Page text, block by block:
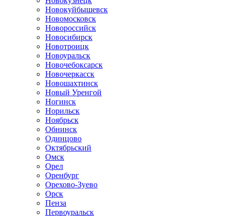
Новокуйбышевск
Новомосковск
Новороссийск
Новосибирск
Новотроицк
Новоуральск
Новочебоксарск
Новочеркасск
Новошахтинск
Новый Уренгой
Ногинск
Норильск
Ноябрьск
Обнинск
Одинцово
Октябрьский
Омск
Орел
Оренбург
Орехово-Зуево
Орск
Пенза
Первоуральск